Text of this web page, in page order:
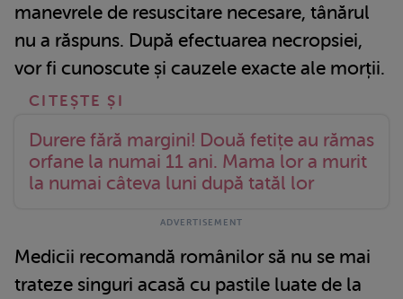
manevrele de resuscitare necesare, tânărul
nu a răspuns. După efectuarea necropsiei,
vor fi cunoscute și cauzele exacte ale morții.
Durere fără margini! Două fetițe au rămas
orfane la numai 11 ani. Mama lor a murit
la numai câteva luni după tatăl lor
Medicii recomandă românilor să nu se mai
trateze singuri acasă cu pastile luate de la